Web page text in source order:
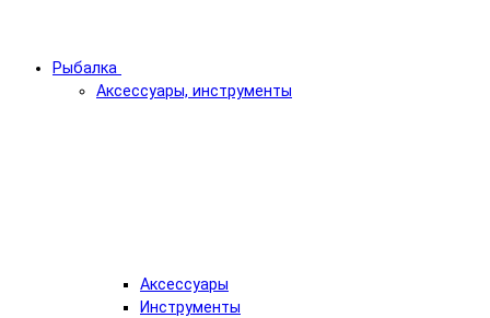
Рыбалка
Аксессуары, инструменты
Аксессуары
Инструменты